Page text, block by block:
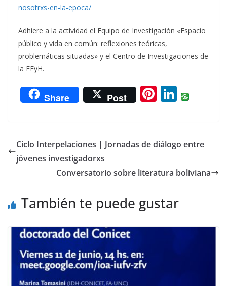
nosotrxs-en-la-epoca/
Adhiere a la actividad el Equipo de Investigación «Espacio
público y vida en común: reflexiones teóricas,
problemáticas situadas» y el Centro de Investigaciones de
la FFyH.
Share Post Pi
e
Li
e
n
Ciclo Interpelaciones | Jornadas de diálogo entre
jóvenes investigadorxs
Conversatorio sobre literatura boliviana
También te puede gustar